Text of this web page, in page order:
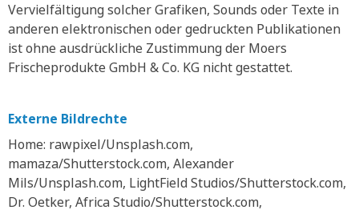
Vervielfältigung solcher Grafiken, Sounds oder Texte in
anderen elektronischen oder gedruckten Publikationen
ist ohne ausdrückliche Zustimmung der Moers
Frischeprodukte GmbH & Co. KG nicht gestattet.
Externe Bildrechte
Home: rawpixel/Unsplash.com,
mamaza/Shutterstock.com, Alexander
Mils/Unsplash.com, LightField Studios/Shutterstock.com,
Dr. Oetker, Africa Studio/Shutterstock.com,